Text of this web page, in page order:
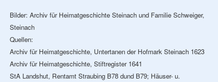
Bilder: Archiv für Heimatgeschichte Steinach und Familie Schweiger,
Steinach
Quellen:
Archiv für Heimatgeschichte, Untertanen der Hofmark Steinach 1623
Archiv für Heimatgeschichte, Stiftregister 1641
StA Landshut, Rentamt Straubing B78 dund B79; Häuser- u.